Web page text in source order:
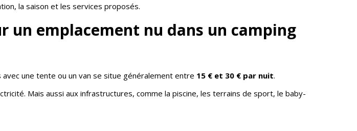
la saison et les services proposés.
un emplacement nu dans un camping
une tente ou un van se situe généralement entre 15 € et 30 € par nuit.
Mais aussi aux infrastructures, comme la piscine, les terrains de sport, le baby-